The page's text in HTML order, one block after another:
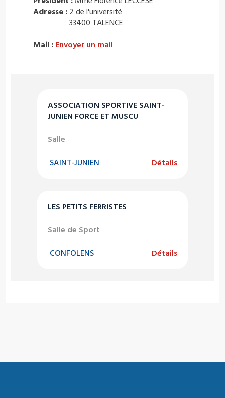
ASSOCIATION SPORTIVE SAINT-
JUNIEN FORCE ET MUSCU
Salle
SAINT-JUNIEN Détails
LES PETITS FERRISTES
Salle de Sport
CONFOLENS Détails
Adresse : 2 de l'université
33400 TALENCE
Mail : Envoyer un mail